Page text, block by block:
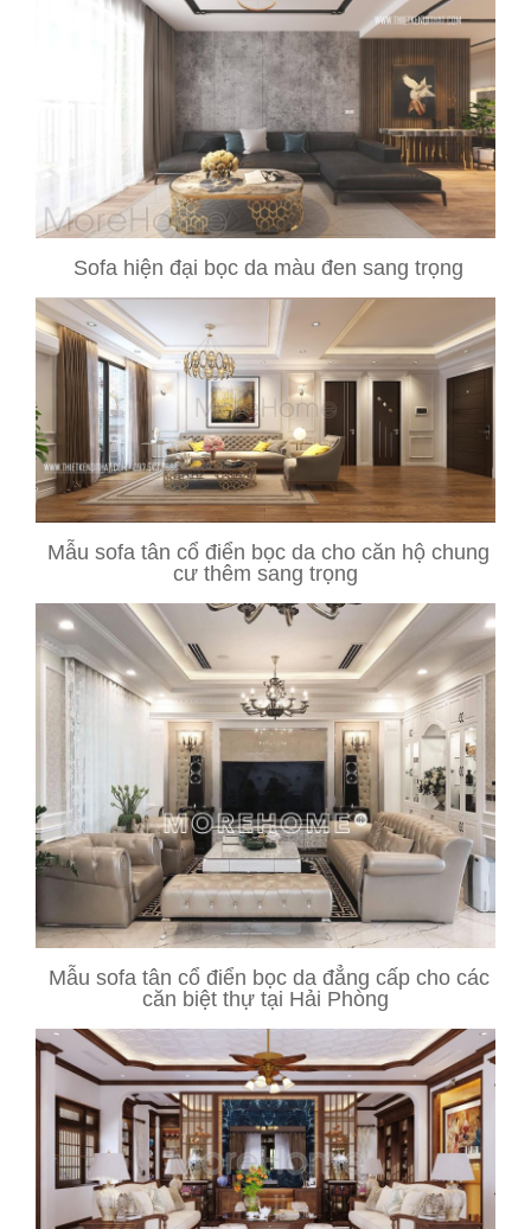
Sofa hiện đại bọc da màu đen sang trọng
Mẫu sofa tân cổ điển bọc da cho căn hộ chung
cư thêm sang trọng
Mẫu sofa tân cổ điển bọc da đẳng cấp cho các
căn biệt thự tại Hải Phòng